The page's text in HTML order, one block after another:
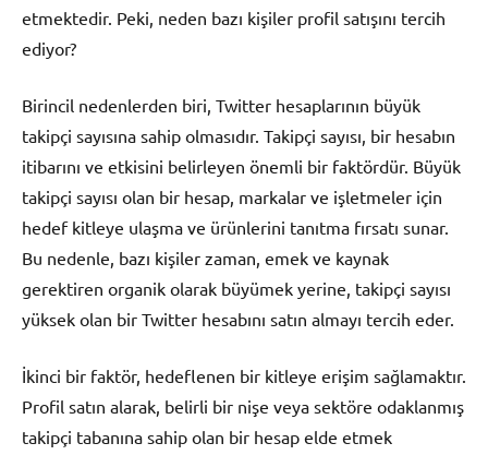
etmektedir. Peki, neden bazı kişiler profil satışını tercih
ediyor?
Birincil nedenlerden biri, Twitter hesaplarının büyük
takipçi sayısına sahip olmasıdır. Takipçi sayısı, bir hesabın
itibarını ve etkisini belirleyen önemli bir faktördür. Büyük
takipçi sayısı olan bir hesap, markalar ve işletmeler için
hedef kitleye ulaşma ve ürünlerini tanıtma fırsatı sunar.
Bu nedenle, bazı kişiler zaman, emek ve kaynak
gerektiren organik olarak büyümek yerine, takipçi sayısı
yüksek olan bir Twitter hesabını satın almayı tercih eder.
İkinci bir faktör, hedeflenen bir kitleye erişim sağlamaktır.
Profil satın alarak, belirli bir nişe veya sektöre odaklanmış
takipçi tabanına sahip olan bir hesap elde etmek